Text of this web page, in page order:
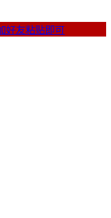
好友粘贴即可